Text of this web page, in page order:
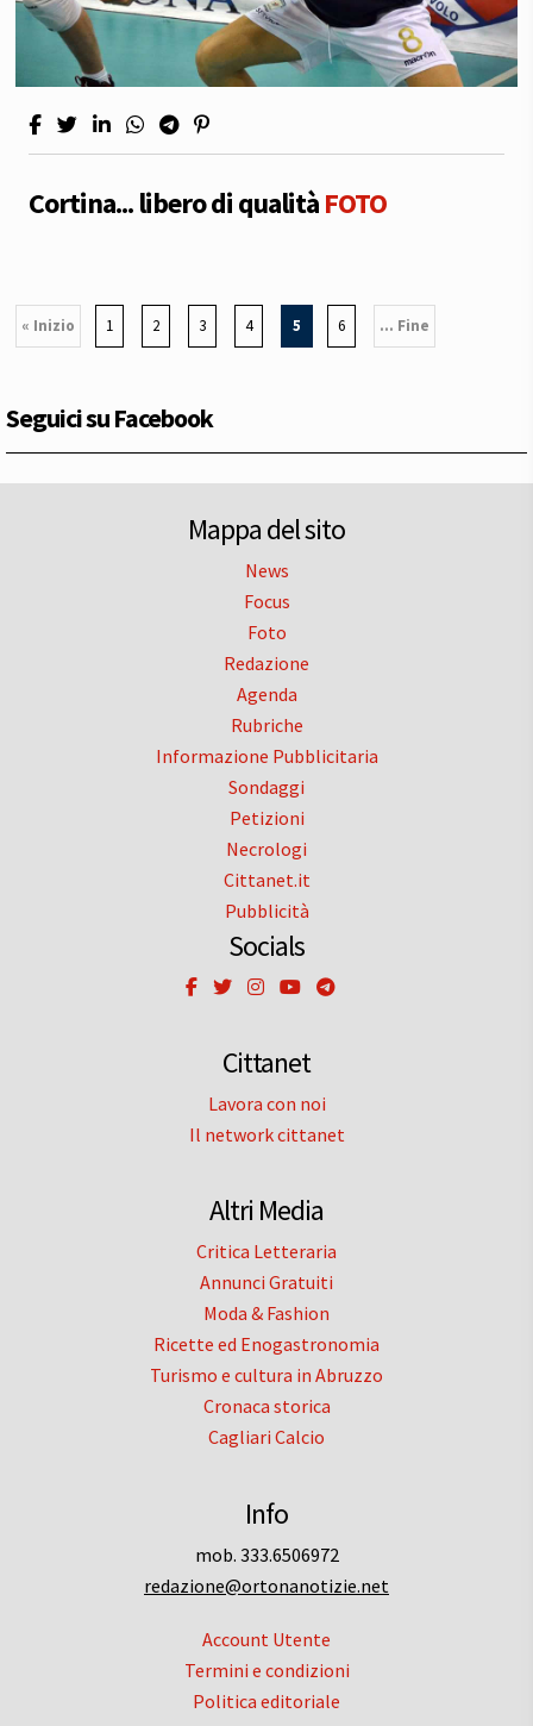
Cortina... libero di qualitàFOTO
« Inizio 1 2 3 4 5 6 ... Fine
Seguici su Facebook
Mappa del sito
News
Focus
Foto
Redazione
Agenda
Rubriche
Informazione Pubblicitaria
Sondaggi
Petizioni
Necrologi
Cittanet.it
Pubblicità
Socials
Cittanet
Lavora con noi
Il network cittanet
Altri Media
Critica Letteraria
Annunci Gratuiti
Moda & Fashion
Ricette ed Enogastronomia
Turismo e cultura in Abruzzo
Cronaca storica
Cagliari Calcio
Info
mob. 333.6506972
redazione@ortonanotizie.net
Account Utente
Termini e condizioni
Politica editoriale